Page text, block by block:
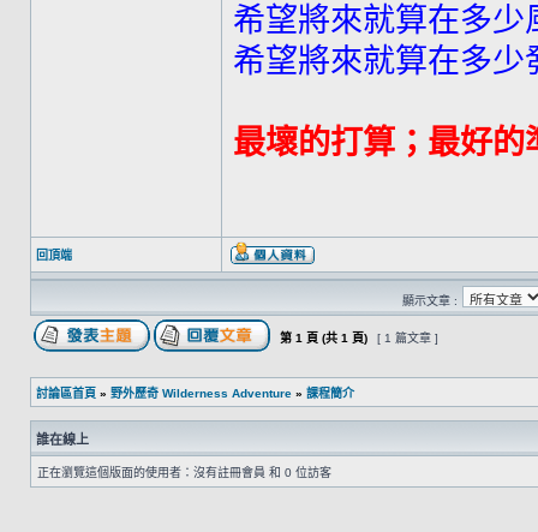
希望將來就算在多
希望將來就算在多
最壞的打算；最好的
回頂端
顯示文章 :
第 1 頁 (共 1 頁) [ 1 篇文章 ]
討論區首頁 » 野外歷奇 Wilderness Adventure » 課程簡介
誰在線上
正在瀏覽這個版面的使用者：沒有註冊會員 和 0 位訪客